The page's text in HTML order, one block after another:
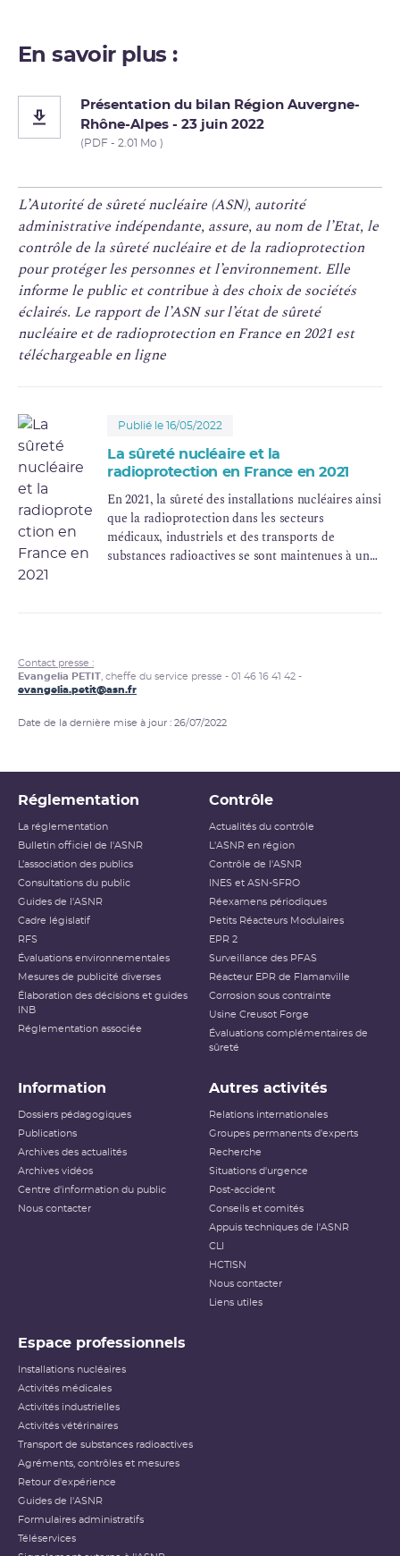
En savoir plus :
Présentation du bilan Région Auvergne-
Rhône-Alpes - 23 juin 2022
(PDF - 2.01 Mo )
L’Autorité de sûreté nucléaire (ASN), autorité
administrative indépendante, assure, au nom de l’Etat, le
contrôle de la sûreté nucléaire et de la radioprotection
pour protéger les personnes et l’environnement. Elle
informe le public et contribue à des choix de sociétés
éclairés. Le rapport de l’ASN sur l’état de sûreté
nucléaire et de radioprotection en France en 2021 est
téléchargeable en ligne
Publié le 16/05/2022
La sûreté nucléaire et la
radioprotection en France en 2021
En 2021, la sûreté des installations nucléaires ainsi
que la radioprotection dans les secteurs
médicaux, industriels et des transports de
substances radioactives se sont maintenues à un
des installations nucléaires et le débat qui s’est
installé sur les choix de politique énergétique et la
Contact presse :
Evangelia PETIT , cheffe du service presse - 01 46 16 41 42 -
evangelia.petit@asn.fr
Date de la dernière mise à jour : 26/07/2022
Réglementation
La réglementation
Bulletin officiel de l'ASNR
L’association des publics
Consultations du public
Guides de l'ASNR
Cadre législatif
RFS
Évaluations environnementales
Mesures de publicité diverses
Élaboration des décisions et guides
INB
Réglementation associée
Contrôle
Actualités du contrôle
L'ASNR en région
Contrôle de l'ASNR
INES et ASN-SFRO
Réexamens périodiques
Petits Réacteurs Modulaires
EPR 2
Surveillance des PFAS
Réacteur EPR de Flamanville
Corrosion sous contrainte
Usine Creusot Forge
Évaluations complémentaires de
sûreté
Information
Dossiers pédagogiques
Publications
Archives des actualités
Archives vidéos
Centre d'information du public
Nous contacter
Autres activités
Relations internationales
Groupes permanents d'experts
Recherche
Situations d'urgence
Post-accident
Conseils et comités
Appuis techniques de l'ASNR
CLI
HCTISN
Nous contacter
Liens utiles
Espace professionnels
Installations nucléaires
Activités médicales
Activités industrielles
Activités vétérinaires
Transport de substances radioactives
Agréments, contrôles et mesures
Retour d'expérience
Guides de l'ASNR
Formulaires administratifs
Téléservices